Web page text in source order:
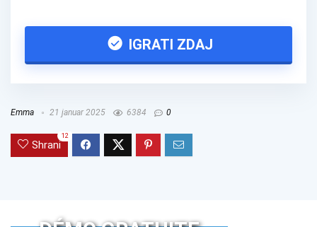
IGRATI ZDAJ
Emma 21 januar 2025 6384 0
Shrani
12